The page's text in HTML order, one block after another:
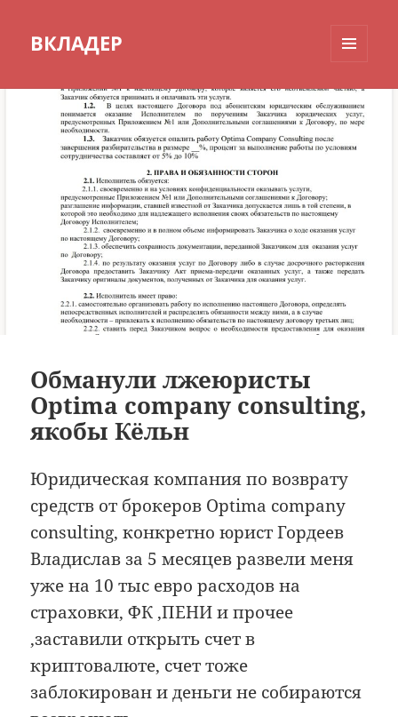
ВКЛАДЕР
Обманули лжеюристы
Optima company consulting,
якобы Кёльн
Юридическая компания по возврату
средств от брокеров Optima company
consulting, конкретно юрист Гордеев
Владислав за 5 месяцев развели меня
уже на 10 тыс евро расходов на
страховки, ФК ,ПЕНИ и прочее
,заставили открыть счет в
криптовалюте, счет тоже
заблокирован и деньги не собираются